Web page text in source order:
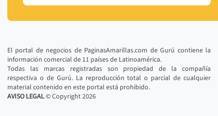
El portal de negocios de PaginasAmarillas.com de Gurú contiene la
información comercial de 11 países de Latinoamérica.
Todas las marcas registradas son propiedad de la compañía
respectiva o de Gurú. La reproducción total o parcial de cualquier
material contenido en este portal está prohibido.
AVISO LEGAL© Copyright2026